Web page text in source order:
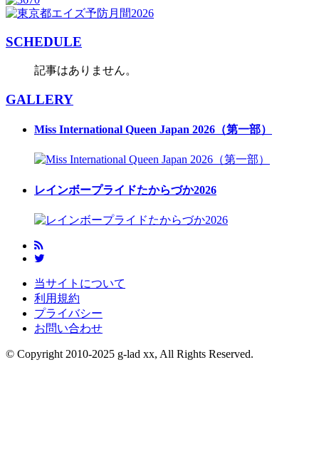
SCHEDULE
記事はありません。
GALLERY
Miss International Queen Japan 2026（第一部）
レインボープライドたからづか2026
当サイトについて
利用規約
プライバシー
お問い合わせ
© Copyright 2010-2025 g-lad xx, All Rights Reserved.